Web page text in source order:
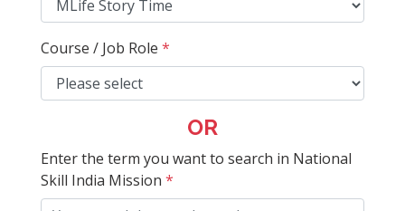
Course / Job Role *
OR
Enter the term you want to search in National
Skill India Mission *